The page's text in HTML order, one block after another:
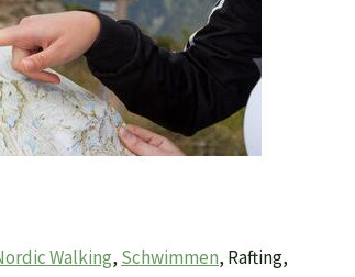
Walking, Schwimmen, Rafting,